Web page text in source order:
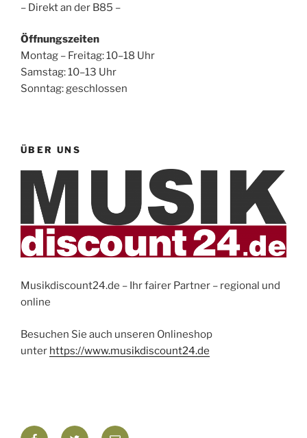
– Direkt an der B85 –
Öffnungszeiten
Montag – Freitag: 10–18 Uhr
Samstag: 10–13 Uhr
Sonntag: geschlossen
ÜBER UNS
Musikdiscount24.de – Ihr fairer Partner – regional und
online
Besuchen Sie auch unseren Onlineshop
unter https://www.musikdiscount24.de
FacebookTwitter E-